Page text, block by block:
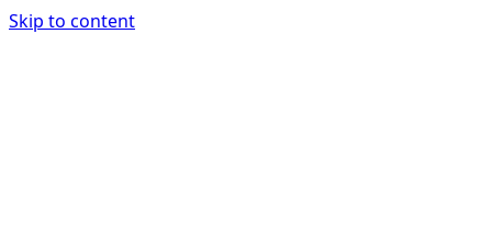
Skip to content